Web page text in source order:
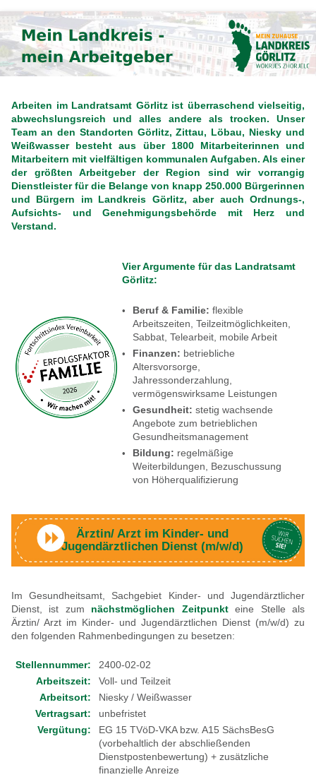
Arbeiten im Landratsamt Görlitz ist überraschend vielseitig,
abwechslungsreich und alles andere als trocken. Unser
Team an den Standorten Görlitz, Zittau, Löbau, Niesky und
Weißwasser besteht aus über 1800 Mitarbeiterinnen und
Mitarbeitern mit vielfältigen kommunalen Aufgaben. Als einer
der größten Arbeitgeber der Region sind wir vorrangig
Dienstleister für die Belange von knapp 250.000 Bürgerinnen
und Bürgern im Landkreis Görlitz, aber auch Ordnungs-,
Aufsichts- und Genehmigungsbehörde mit Herz und
Verstand.
Vier Argumente für das Landratsamt
Görlitz:
Beruf & Familie: flexible
Arbeitszeiten, Teilzeitmöglichkeiten,
Sabbat, Telearbeit, mobile Arbeit
Finanzen: betriebliche
Altersvorsorge,
Jahressonderzahlung,
vermögenswirksame Leistungen
Gesundheit: stetig wachsende
Angebote zum betrieblichen
Gesundheitsmanagement
Bildung: regelmäßige
Weiterbildungen, Bezuschussung
von Höherqualifizierung
Ärztin/ Arzt im Kinder- und
Jugendärztlichen Dienst (m/w/d)
Im Gesundheitsamt, Sachgebiet Kinder- und Jugendärztlicher
Dienst, ist zum nächstmöglichen Zeitpunkteine Stelle als
Ärztin/ Arzt im Kinder- und Jugendärztlichen Dienst (m/w/d) zu
den folgenden Rahmenbedingungen zu besetzen:
Stellennummer:
2400-02-02
Arbeitszeit:
Voll- und Teilzeit
Arbeitsort:
Niesky / Weißwasser
Vertragsart:
unbefristet
Vergütung:
EG 15 TVöD-VKA bzw. A15 SächsBesG
(vorbehaltlich der abschließenden
Dienstpostenbewertung) + zusätzliche
finanzielle Anreize